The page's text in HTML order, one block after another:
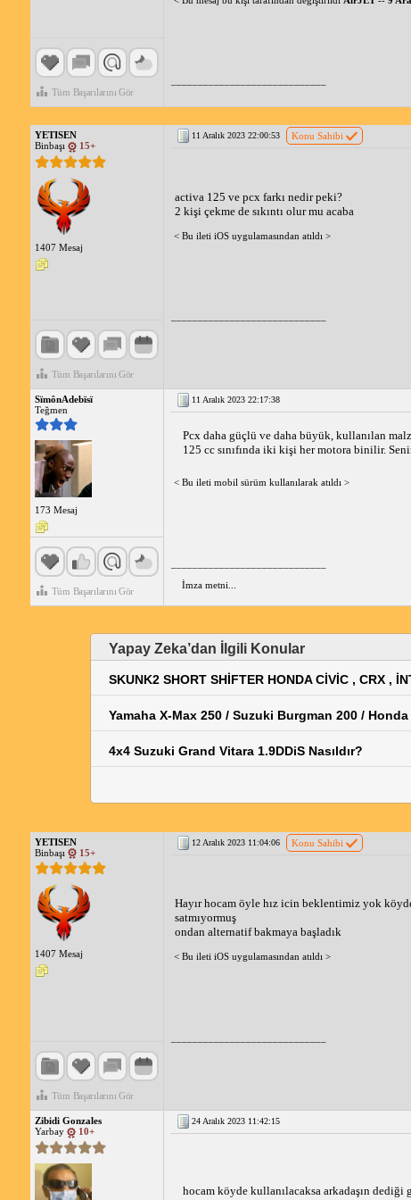
Tüm Başarılarını Gör
YETISEN
Binbaşı
15+
1407 Mesaj
Tüm Başarılarını Gör
11 Aralık 2023 22:00:53 Konu Sahibi
activa 125 ve pcx farkı nedir peki?
2 kişi çekme de sıkıntı olur mu acaba
< Bu ileti iOS uygulamasından atıldı >
SïmônAdebïsï
Teğmen
173 Mesaj
Tüm Başarılarını Gör
11 Aralık 2023 22:17:38
Pcx daha güçlü ve daha büyük, kullanılan
125 cc sınıfında iki kişi her motora binilir.
< Bu ileti mobil sürüm kullanılarak atıldı >
İmza metni...
Yapay Zeka’dan İlgili Konular
SKUNK2 SHORT SHİFTER HONDA CİVİC , CRX ,
Yamaha X-Max 250 / Suzuki Burgman 200 /
4x4 Suzuki Grand Vitara 1.9DDiS Nasıldır?
YETISEN
Binbaşı
15+
1407 Mesaj
Tüm Başarılarını Gör
12 Aralık 2023 11:04:06 Konu Sahibi
Hayır hocam öyle hız icin beklentimiz yok
satmıyormuş
ondan alternatif bakmaya başladık
< Bu ileti iOS uygulamasından atıldı >
Zibidi Gonzales
Yarbay
10+
24 Aralık 2023 11:42:15
hocam köyde kullanılacaksa arkadaşın